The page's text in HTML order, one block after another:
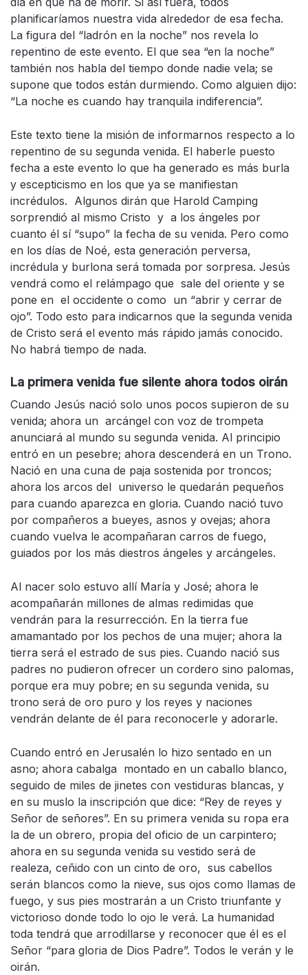
planificaríamos nuestra vida alrededor de esa fecha.
La figura del “ladrón en la noche” nos revela lo
repentino de este evento. El que sea “en la noche”
también nos habla del tiempo donde nadie vela; se
supone que todos están durmiendo. Como alguien dijo:
“La noche es cuando hay tranquila indiferencia”.
Este texto tiene la misión de informarnos respecto a lo
repentino de su segunda venida. El haberle puesto
fecha a este evento lo que ha generado es más burla
y escepticismo en los que ya se manifiestan
incrédulos. Algunos dirán que Harold Camping
sorprendió al mismo Cristo y a los ángeles por
cuanto él sí “supo” la fecha de su venida. Pero como
en los días de Noé, esta generación perversa,
incrédula y burlona será tomada por sorpresa. Jesús
vendrá como el relámpago que sale del oriente y se
pone en el occidente o como un “abrir y cerrar de
ojo”. Todo esto para indicarnos que la segunda venida
de Cristo será el evento más rápido jamás conocido.
No habrá tiempo de nada.
La primera venida fue silente ahora todos oirán
Cuando Jesús nació solo unos pocos supieron de su
venida; ahora un arcángel con voz de trompeta
anunciará al mundo su segunda venida. Al principio
entró en un pesebre; ahora descenderá en un Trono.
Nació en una cuna de paja sostenida por troncos;
ahora los arcos del universo le quedarán pequeños
para cuando aparezca en gloria. Cuando nació tuvo
por compañeros a bueyes, asnos y ovejas; ahora
cuando vuelva le acompañaran carros de fuego,
guiados por los más diestros ángeles y arcángeles.
Al nacer solo estuvo allí María y José; ahora le
acompañarán millones de almas redimidas que
vendrán para la resurrección. En la tierra fue
amamantado por los pechos de una mujer; ahora la
tierra será el estrado de sus pies. Cuando nació sus
padres no pudieron ofrecer un cordero sino palomas,
porque era muy pobre; en su segunda venida, su
trono será de oro puro y los reyes y naciones
vendrán delante de él para reconocerle y adorarle.
Cuando entró en Jerusalén lo hizo sentado en un
asno; ahora cabalga montado en un caballo blanco,
seguido de miles de jinetes con vestiduras blancas, y
en su muslo la inscripción que dice: “Rey de reyes y
Señor de señores”. En su primera venida su ropa era
la de un obrero, propia del oficio de un carpintero;
ahora en su segunda venida su vestido será de
realeza, ceñido con un cinto de oro, sus cabellos
serán blancos como la nieve, sus ojos como llamas de
fuego, y sus pies mostrarán a un Cristo triunfante y
victorioso donde todo lo ojo le verá. La humanidad
toda tendrá que arrodillarse y reconocer que él es el
Señor “para gloria de Dios Padre”. Todos le verán y le
oirán.